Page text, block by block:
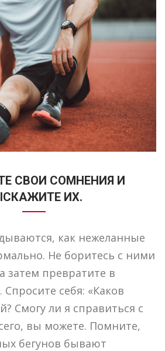
СВОИ СОМНЕНИЯ И
ИХ.
как нежеланные
Не боритесь с ними
затем превратите в
себя: «Каков
Смогу ли я справиться с
вы можете. Помните,
бегунов бывают